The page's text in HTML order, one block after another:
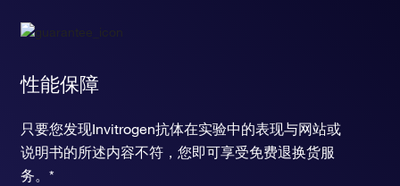
性能保障
只要您发现Invitrogen抗体在实验中的表现与网站或
说明书的所述内容不符，您即可享受免费退换货服
务。*